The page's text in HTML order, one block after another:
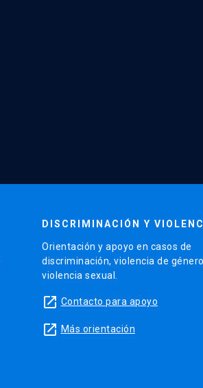
DISCRIMINACIÓN Y
Orientación y apoyo en casos de
discriminación, violencia de
violencia sexual.
launch Contacto para apoyo
launch Más orientación